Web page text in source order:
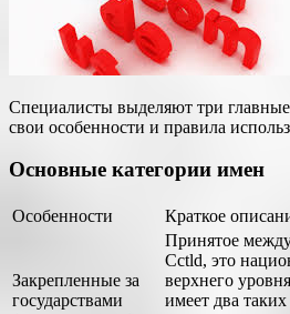
Специалисты выделяют три
свои особенности и правила
Основные категории имен
Особенности Краткое
Закрепленные за
государствами
Принятое
Cctld, это
верхнего
имеет два